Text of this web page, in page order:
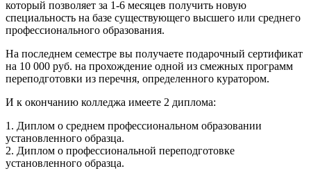
который позволяет за 1-6 месяцев получить новую
специальность на базе существующего высшего или среднего
профессионального образования.
На последнем семестре вы получаете подарочный сертификат
на 10 000 руб. на прохождение одной из смежных программ
переподготовки из перечня, определенного куратором.
И к окончанию колледжа имеете 2 диплома:
1. Диплом о среднем профессиональном образовании
установленного образца.
2. Диплом о профессиональной переподготовке
установленного образца.